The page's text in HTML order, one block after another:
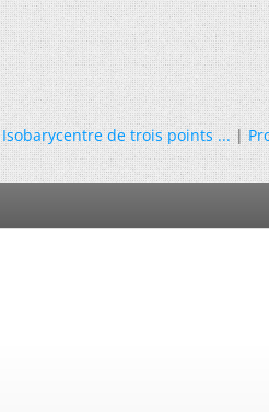
Isobarycentre de trois points ...|